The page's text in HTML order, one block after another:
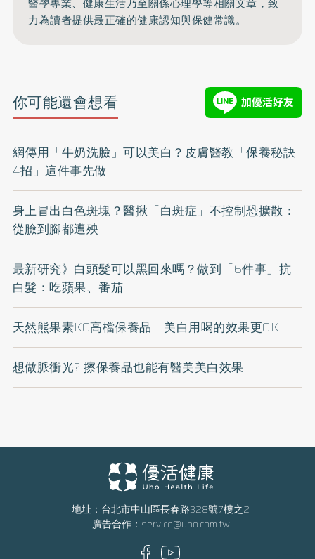
醫學專業、健康生活乃至關係心理學等相關文章，致
力為讀者提供最正確的健康認知與保健常識。
你可能還會想看
網傳用「牛奶洗臉」可以美白？皮膚醫教「保養秘訣
4招」這件事先做
身上冒出白色斑塊？醫揪「白斑症」不控制恐擴散：
從臉到腳都遭殃
最新研究》白頭髮可以黑回來嗎？做到「6件事」抗
白髮：吃蘋果、番茄
天然熊果素KO高檔保養品 美白用喝的效果更OK
想做脈衝光? 擦保養品也能有醫美美白效果
地址：台北市中山區長春路328號7樓之2
廣告合作： service@uho.com.tw